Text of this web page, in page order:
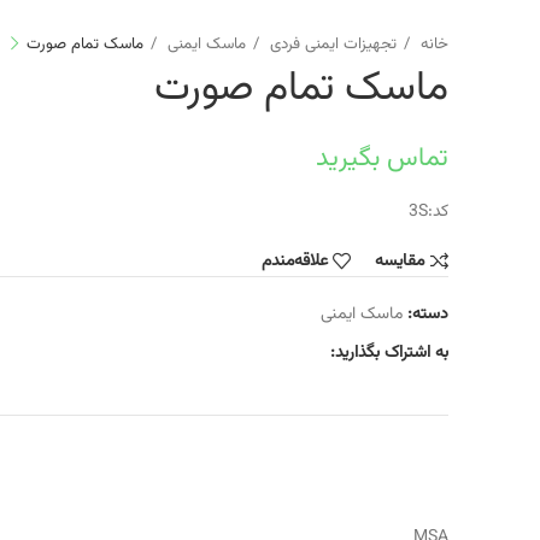
خانه تجهیزات ایمنی فردی ماسک ایمنی ماسک تمام صورت
ماسک تمام صورت
تماس بگیرید
کد:3S
مقایسه
علاقه‌مندم
دسته: ماسک ایمنی
به اشتراک بگذارید: